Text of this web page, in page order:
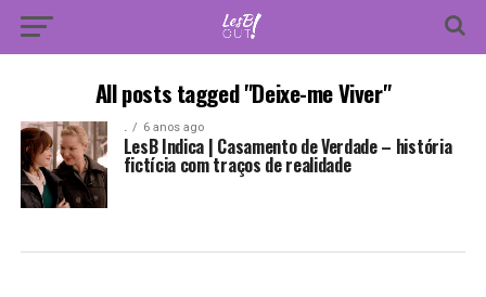
All posts tagged "Deixe-me Viver"
. 6 anos ago
LesB Indica | Casamento de Verdade – história
fictícia com traços de realidade